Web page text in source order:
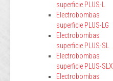
superficie PLUS-L
Electrobombas
superficie PLUS-LG
Electrobombas
superficie PLUS-SL
Electrobombas
superficie PLUS-SLX
Electrobombas